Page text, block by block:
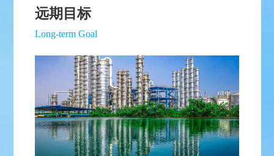
远期目标
Long-term Goal